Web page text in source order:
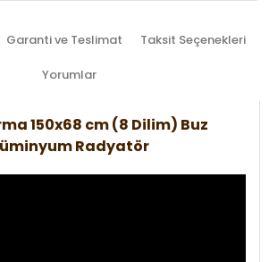
Garanti ve Teslimat Taksit Seçenekleri
Yorumlar
150x68 cm (8 Dilim) Buz
Radyatör